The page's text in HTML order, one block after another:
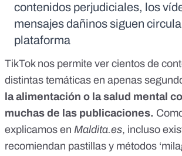
contenidos perjudiciales, los
mensajes dañinos siguen
plataforma
TikTok nos permite ver cientos de
distintas temáticas en apenas
la alimentación o la salud mental
muchas de las publicaciones.
explicamos en Maldita.es, incluso
recomiendan pastillas y métodos